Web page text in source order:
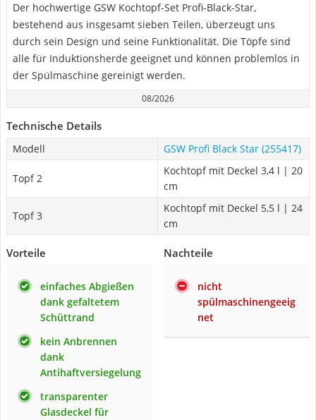
Der hochwertige GSW Kochtopf-Set Profi-Black-Star,
bestehend aus insgesamt sieben Teilen, überzeugt uns
durch sein Design und seine Funktionalität. Die Töpfe sind
alle für Induktionsherde geeignet und können problemlos in
der Spülmaschine gereinigt werden.
08/2026
Technische Details
Modell GSW Profi Black Star (255417)
Topf 2
Kochtopf mit Deckel 3,4 l | 20
cm
Topf 3
Kochtopf mit Deckel 5,5 l | 24
cm
Vorteile
einfaches Abgießen
dank gefaltetem
Schüttrand
kein Anbrennen
dank
Antihaftversiegelung
transparenter
Glasdeckel für
Nachteile
nicht
spülmaschinengeeig
net